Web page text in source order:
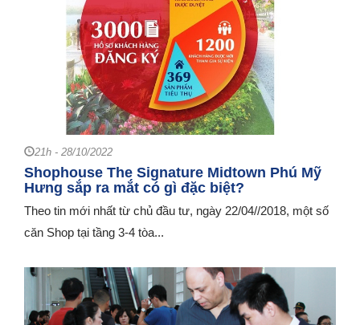
21h - 28/10/2022
Shophouse The Signature Midtown Phú Mỹ
Hưng sắp ra mắt có gì đặc biệt?
Theo tin mới nhất từ chủ đầu tư, ngày 22/04//2018, một số
căn Shop tại tầng 3-4 tòa...